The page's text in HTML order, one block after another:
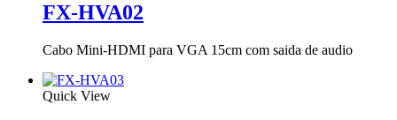
FX-HVA02
Cabo Mini-HDMI para VGA 15cm com saida de audio
Quick View